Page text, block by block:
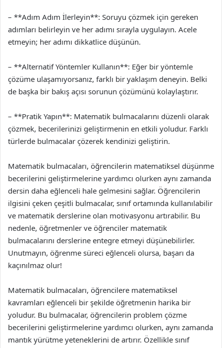
– **Adım Adım İlerleyin**: Soruyu çözmek için gereken
adımları belirleyin ve her adımı sırayla uygulayın. Acele
etmeyin; her adımı dikkatlice düşünün.
– **Alternatif Yöntemler Kullanın**: Eğer bir yöntemle
çözüme ulaşamıyorsanız, farklı bir yaklaşım deneyin. Belki
de başka bir bakış açısı sorunun çözümünü kolaylaştırır.
– **Pratik Yapın**: Matematik bulmacalarını düzenli olarak
çözmek, becerilerinizi geliştirmenin en etkili yoludur. Farklı
türlerde bulmacalar çözerek kendinizi geliştirin.
Matematik bulmacaları, öğrencilerin matematiksel düşünme
becerilerini geliştirmelerine yardımcı olurken aynı zamanda
dersin daha eğlenceli hale gelmesini sağlar. Öğrencilerin
ilgisini çeken çeşitli bulmacalar, sınıf ortamında kullanılabilir
ve matematik derslerine olan motivasyonu artırabilir. Bu
nedenle, öğretmenler ve öğrenciler matematik
bulmacalarını derslerine entegre etmeyi düşünebilirler.
Unutmayın, öğrenme süreci eğlenceli olursa, başarı da
kaçınılmaz olur!
Matematik bulmacaları, öğrencilere matematiksel
kavramları eğlenceli bir şekilde öğretmenin harika bir
yoludur. Bu bulmacalar, öğrencilerin problem çözme
becerilerini geliştirmelerine yardımcı olurken, aynı zamanda
mantık yürütme yeteneklerini de artırır. Özellikle sınıf